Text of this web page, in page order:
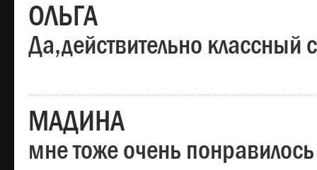
ОЛЬГА
Да,действительно классный
МАДИНА
мне тоже очень